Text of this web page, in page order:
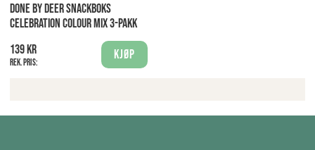
DONE BY DEER SNACKBOKS
CELEBRATION COLOUR MIX 3-PAKK
139 kr
Rek. pris:
Kjøp